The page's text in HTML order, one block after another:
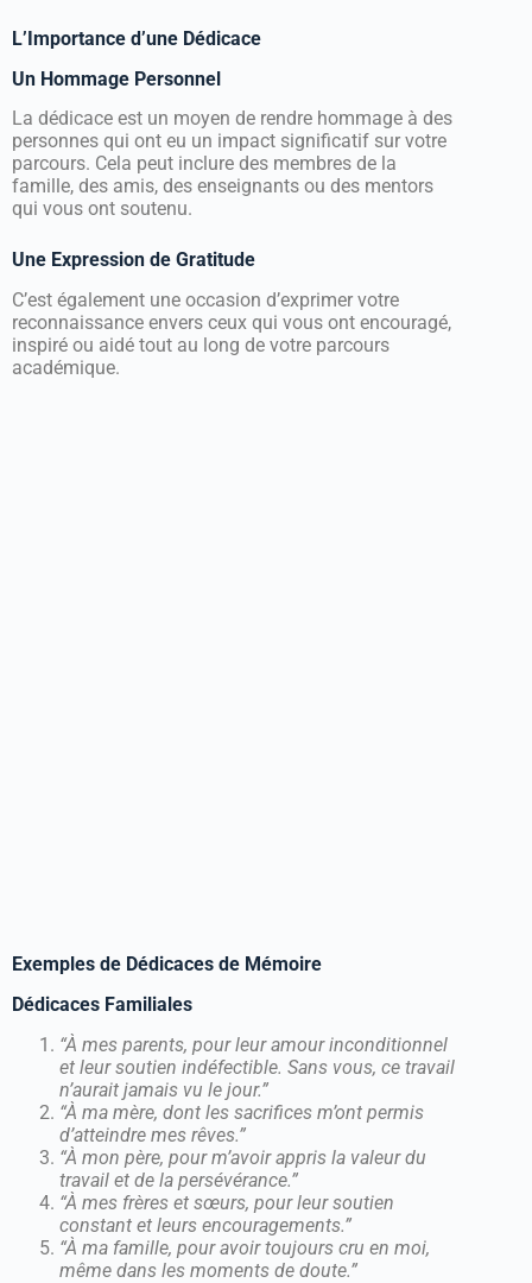
L’Importance d’une Dédicace
Un Hommage Personnel
La dédicace est un moyen de rendre hommage à des
personnes qui ont eu un impact significatif sur votre
parcours. Cela peut inclure des membres de la
famille, des amis, des enseignants ou des mentors
qui vous ont soutenu.
Une Expression de Gratitude
C’est également une occasion d’exprimer votre
reconnaissance envers ceux qui vous ont encouragé,
inspiré ou aidé tout au long de votre parcours
académique.
Exemples de Dédicaces de Mémoire
Dédicaces Familiales
“À mes parents, pour leur amour inconditionnel
et leur soutien indéfectible. Sans vous, ce travail
n’aurait jamais vu le jour.”
“À ma mère, dont les sacrifices m’ont permis
d’atteindre mes rêves.”
“À mon père, pour m’avoir appris la valeur du
travail et de la persévérance.”
“À mes frères et sœurs, pour leur soutien
constant et leurs encouragements.”
“À ma famille, pour avoir toujours cru en moi,
même dans les moments de doute.”